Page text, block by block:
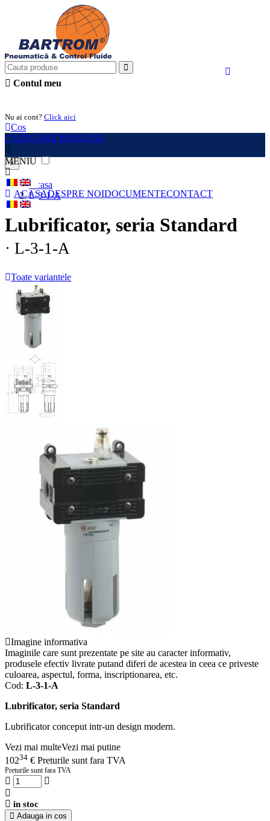
Contul meu
Nu ai cont? Click aici
Cos
CATEGORII PRODUSE
MENIU
ACASADESPRE NOIDOCUMENTECONTACT
×
Acasa
L-3-1-A
Lubrificator, seria Standard
· L-3-1-A
Toate variantele
Imagine informativa
Imaginile care sunt prezentate pe site au caracter informativ,
produsele efectiv livrate putand diferi de acestea in ceea ce priveste
culoarea, aspectul, forma, inscriptionarea, etc.
Cod: L-3-1-A
Lubrificator, seria Standard
Lubrificator conceput intr-un design modern.
Vezi mai multeVezi mai putine
10234 € Preturile sunt fara TVA
Preturile sunt fara TVA
in stoc
Adauga in cos